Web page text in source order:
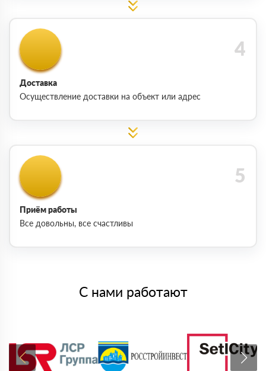
Доставка
Осуществление доставки на объект или адрес
Приём работы
Все довольны, все счастливы
С нами работают